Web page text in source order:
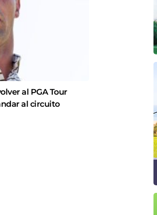
al PGA Tour
al circuito